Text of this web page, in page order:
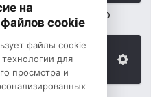
и закрывается со
на
cookie
файлы cookie
для
просмотра и